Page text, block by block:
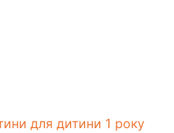
для дитини 1 року